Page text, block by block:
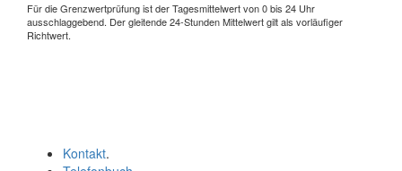
Für die Grenzwertprüfung ist der Tagesmittelwert von 0 bis 24 Uhr
ausschlaggebend. Der gleitende 24-Stunden Mittelwert gilt als vorläufiger
Richtwert.
Kontakt.